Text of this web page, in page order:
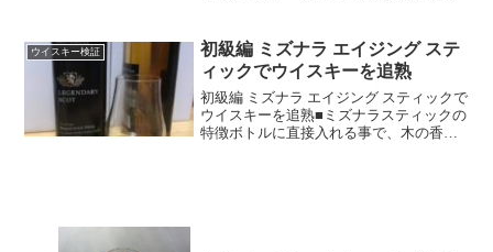
ットよりも元の味がしっかりしていて癖
が少ないウイス...
ウイスキー検証
初級編 ミズナラ エイジング ステ
ィックでウイスキーを追熟
初級編 ミズナラ エイジング スティックで
ウイスキーを追熟■ミズナラスティックの
特徴ボトルに直接入れる事で、木の香り